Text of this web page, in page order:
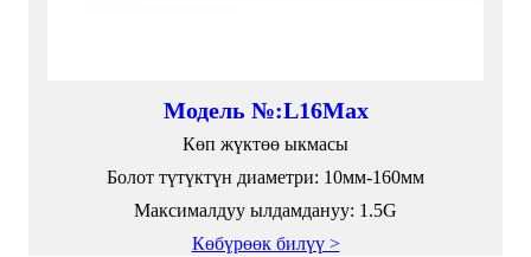
Модель №:L16Max
Көп жүктөө ыкмасы
Болот түтүктүн диаметри: 10мм-160мм
Максималдуу ылдамдануу: 1.5G
Көбүрөөк билүү >